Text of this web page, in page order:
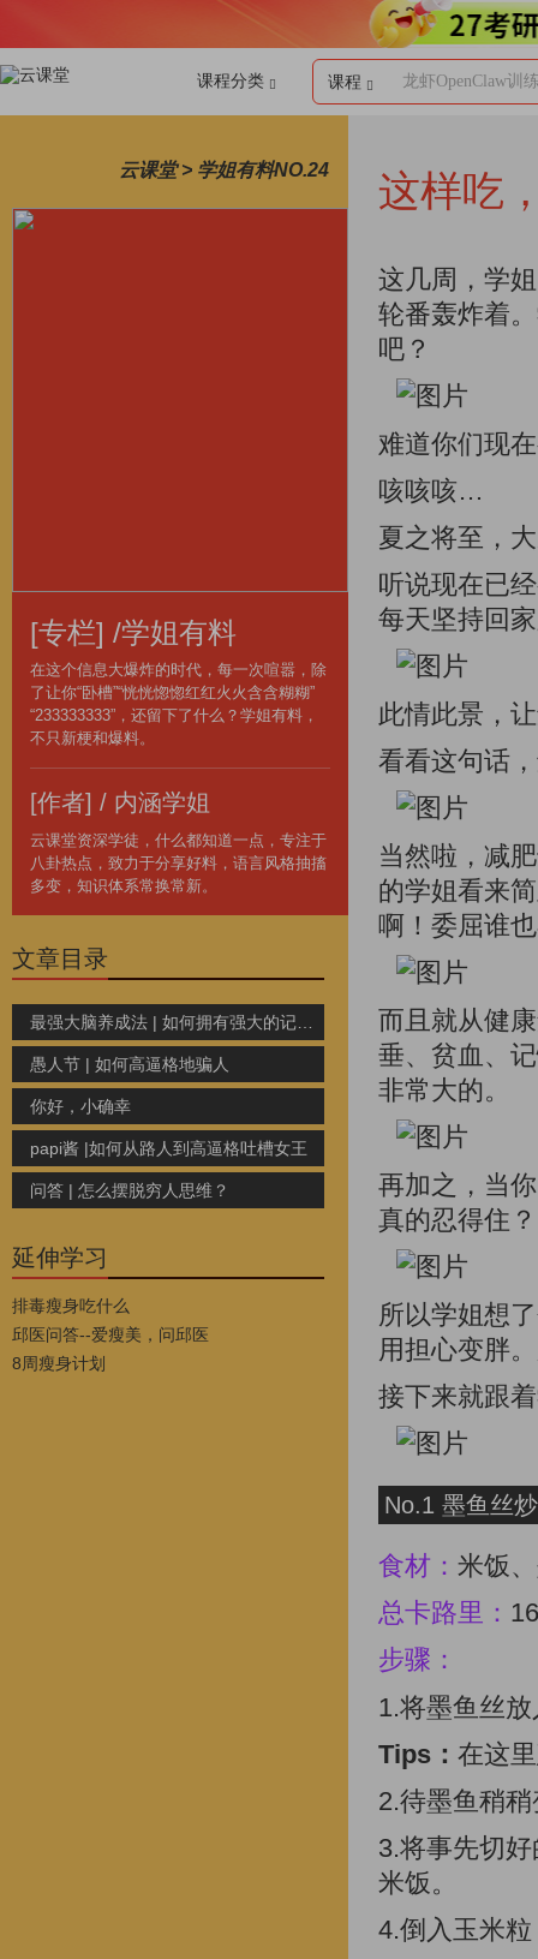
课程分类 课程 龙虾OpenClaw训
云课堂 > 学姐有料NO.24
[专栏] /学姐有料
在这个信息大爆炸的时代，每一次喧嚣，除
了让你“卧槽”“恍恍惚惚红红火火含含糊糊”
“233333333”，还留下了什么？学姐有料，
不只新梗和爆料。
[作者] / 内涵学姐
云课堂资深学徒，什么都知道一点，专注于
八卦热点，致力于分享好料，语言风格抽搐
多变，知识体系常换常新。
文章目录
愚人节 | 如何高逼格地骗人
你好，小确幸
papi酱 |如何从路人到高逼格吐槽女王
问答 | 怎么摆脱穷人思维？
延伸学习
排毒瘦身吃什么
邱医问答--爱瘦美，问邱医
8周瘦身计划
这样吃
这几周，学
轮番轰炸着
吧？
难道你们现
咳咳咳…
夏之将至，
听说现在已
每天坚持回
此情此景，
看看这句话
当然啦，减
的学姐看来
啊！委屈谁
而且就从健
垂、贫血、
非常大的。
再加之，当
真的忍得住？
所以学姐想
用担心变胖
接下来就跟
No.1 墨鱼丝
食材： 米饭
总卡路里：
步骤：
1.将墨鱼丝
Tips： 在这
2.待墨鱼稍
3.将事先切
米饭。
4.倒入玉米